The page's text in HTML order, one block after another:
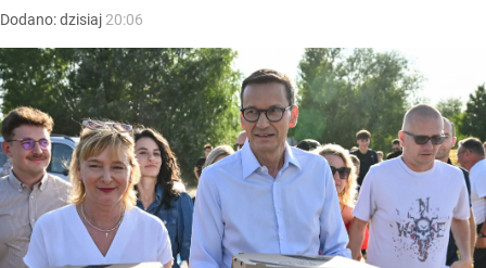
Dodano:dzisiaj 20:06